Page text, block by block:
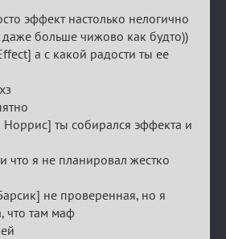
эффект настолько нелогично
даже больше чижово как будто))
а с какой радости ты ее
ты собирался эффекта и
что я не планировал жестко
не проверенная, но я
что там маф